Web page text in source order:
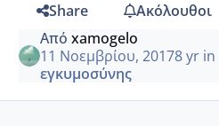
Share
Ακόλουθοι
Από xamogelo
11 Νοεμβρίου, 20178 yrin
εγκυμοσύνης